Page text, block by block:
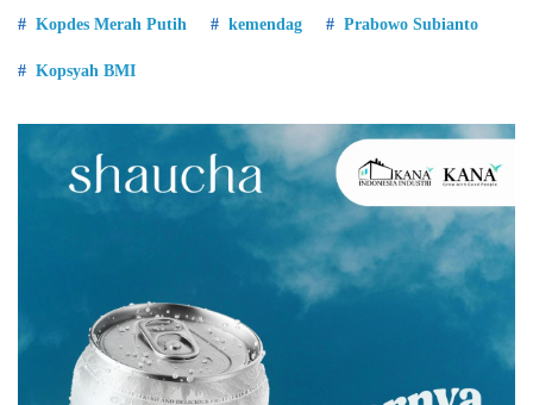
Kopdes Merah Putih kemendag Prabowo Subianto
Kopsyah BMI